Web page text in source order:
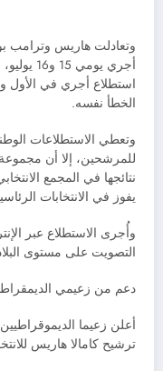
أجري
استطلاع أجري في الأول
الخطأ نفسه.
وتعطي الاستطلاعات
للمرشحين، إلا أن
نتائجها في المجمع
يفوز في الانتخابات
التصويت على مستوى البلاد، منهم 1018
دعم من زعيمي
أعلن زعيما
ترشيح كامالا هاريس